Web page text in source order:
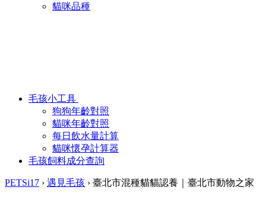
貓咪品種
毛孩小工具
狗狗年齡對照
貓咪年齡對照
每日飲水量計算
貓咪懷孕計算器
毛孩飼料成分查詢
PETSi17 › 遇見毛孩 › 臺北市混種貓貓認養｜臺北市動物之家